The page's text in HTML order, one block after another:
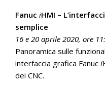
Fanuc iHMI –
semplice
16 e 20 aprile 2020, ore
Panoramica sulle
interfaccia grafica Fanuc i
dei CNC.